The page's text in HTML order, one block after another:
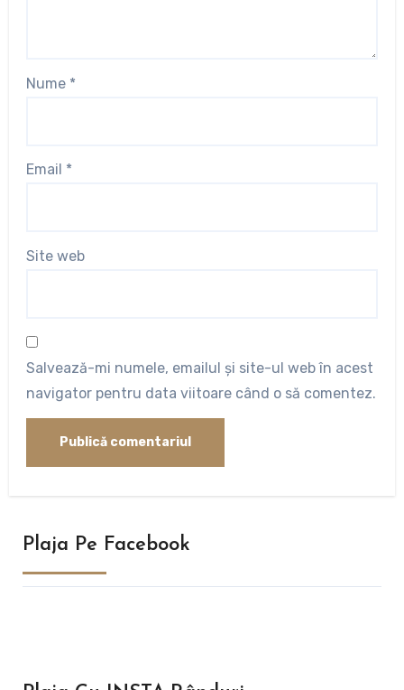
Nume *
Email *
Site web
Salvează-mi numele, emailul și site-ul web în acest
navigator pentru data viitoare când o să comentez.
Plaja Pe Facebook